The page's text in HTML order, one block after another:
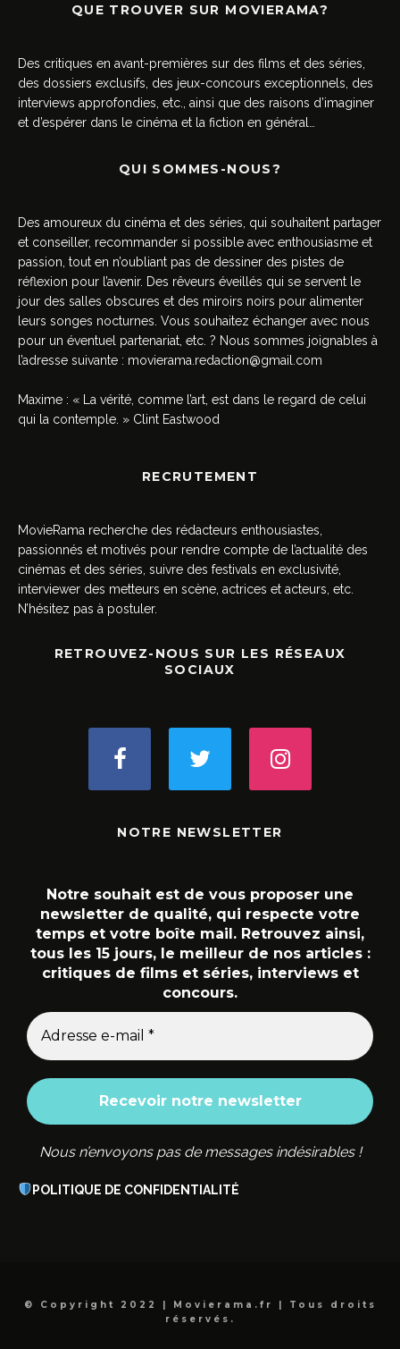
QUE TROUVER SUR MOVIERAMA?
Des critiques en avant-premières sur des films et des séries,
des dossiers exclusifs, des jeux-concours exceptionnels, des
interviews approfondies, etc., ainsi que des raisons d’imaginer
et d’espérer dans le cinéma et la fiction en général…
QUI SOMMES-NOUS?
Des amoureux du cinéma et des séries, qui souhaitent partager
et conseiller, recommander si possible avec enthousiasme et
passion, tout en n’oubliant pas de dessiner des pistes de
réflexion pour l’avenir. Des rêveurs éveillés qui se servent le
jour des salles obscures et des miroirs noirs pour alimenter
leurs songes nocturnes. Vous souhaitez échanger avec nous
pour un éventuel partenariat, etc. ? Nous sommes joignables à
l’adresse suivante : movierama.redaction@gmail.com
Maxime : « La vérité, comme l’art, est dans le regard de celui
qui la contemple. » Clint Eastwood
RECRUTEMENT
MovieRama recherche des rédacteurs enthousiastes,
passionnés et motivés pour rendre compte de l’actualité des
cinémas et des séries, suivre des festivals en exclusivité,
interviewer des metteurs en scène, actrices et acteurs, etc.
N’hésitez pas à postuler.
RETROUVEZ-NOUS SUR LES RÉSEAUX
SOCIAUX
NOTRE NEWSLETTER
Notre souhait est de vous proposer une
newsletter de qualité, qui respecte votre
temps et votre boîte mail. Retrouvez ainsi,
tous les 15 jours, le meilleur de nos articles :
critiques de films et séries, interviews et
concours.
Nous n’envoyons pas de messages indésirables !
POLITIQUE DE CONFIDENTIALITÉ
© Copyright 2022 | Movierama.fr | Tous droits
réservés.